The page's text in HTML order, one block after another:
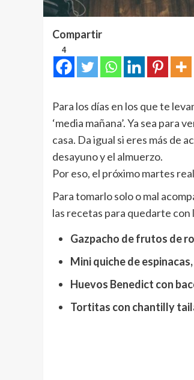
Compartir
4
Para los días en los que te
‘media mañana’. Ya sea
casa. Da igual si eres más de
desayuno y el almuerzo.
Por eso, el próximo martes
Para tomarlo solo o mal
las recetas para quedarte
Gazpacho de frutos de
Mini quiche de
Huevos Benedict con
Tortitas con chantilly